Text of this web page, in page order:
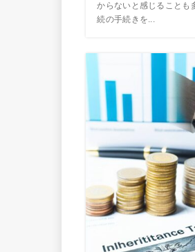
からないと感じることも
続の手続きを...